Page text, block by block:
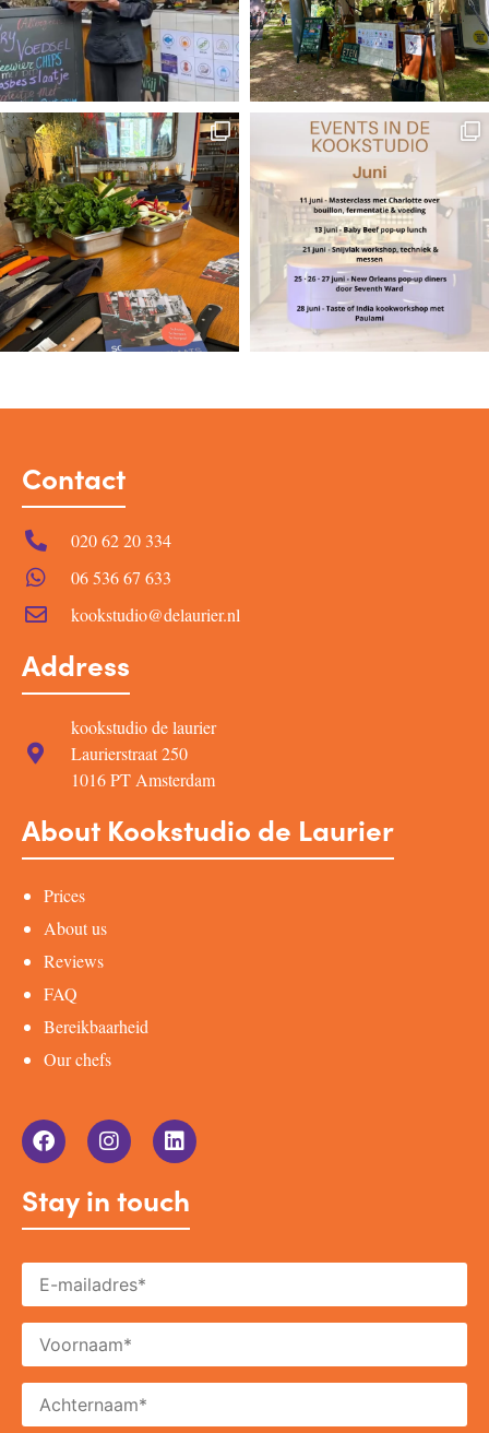
Contact
020 62 20 334
06 536 67 633
kookstudio@delaurier.nl
Address
kookstudio de laurier
Laurierstraat 250
1016 PT Amsterdam
About Kookstudio de Laurier
Prices
About us
Reviews
FAQ
Bereikbaarheid
Our chefs
Stay in touch